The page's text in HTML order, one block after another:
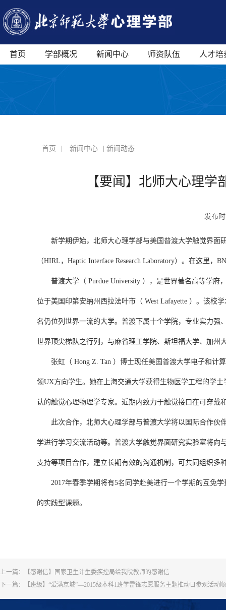
首页 学部概况 新闻中心 师资队伍 人才培
首页 新闻中心 | 新闻动态
【要闻】北师大心理
发布
新学期伊始，北师大心理学部与美国普渡大学触觉界面
（HIRL，Haptic Interface Research Laboratory）。在这里，
普渡大学 （ Purdue University ） ，是世界著名高等学府
位于美国印第安纳州西拉法叶市（ West Lafayette ）。该
名仍位列世界一流的大学。普渡下属十个学院，专业实力
世界顶尖梯队之行列，与麻省理工学院、斯坦福大学、加州
张虹 （ Hong Z. Tan ） 博士现任美国普渡大学电子和计
领UX方向学生。她在上海交通大学获得生物医学工程的学
认的触觉心理物理学专家。近期内致力于触觉接口在可穿戴
此次合作， 北师大心理学部与普渡大学将以 国际合作伙
学进行学习交流活动等。普渡大学触觉界面研究实验室将
支持等项目合作， 建立长期有效的沟通机制 ， 可共同组织多
2017年春季学期将有5名同学赴美进行一个学期的互免
的实践型课题。
上一篇：
【感谢信】国家卫生计生委疾控局给我院教师的感谢信
下一篇：
【班级】“爱满京城”—2015级本科1班学雷锋志愿服务主题推动日参观活动